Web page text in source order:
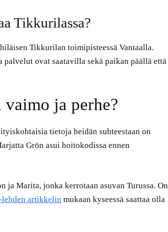
Tikkurilassa?
Tikkurilan toimipisteessä Vantaalla.
ovat saatavilla sekä paikan päällä että
ja perhe?
tietoja heidän suhteestaan on
Grön asui hoitokodissa ennen
ja Marita, jonka kerrotaan asuvan Turussa. On
lehden artikkelin mukaan kyseessä saattaa olla